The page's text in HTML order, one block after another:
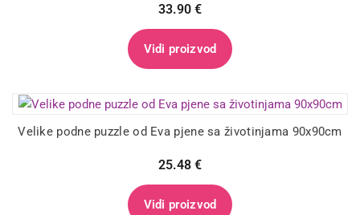
33.90 €
Vidi proizvod
Velike podne puzzle od Eva pjene sa životinjama 90x90cm
25.48 €
Vidi proizvod